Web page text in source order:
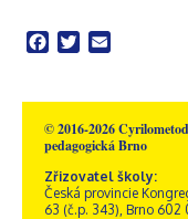
Facebook
Twitter
© 2016-2026
pedagogická Brno
Zřizovatel školy:
Česká provincie
63 (č.p. 343), Brno 602